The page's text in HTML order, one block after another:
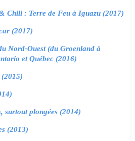
Chili : Terre de Feu à Iguazu (2017)
(2017)
Nord-Ouest (du Groenland à
et Québec (2016)
(2015)
surtout plongées (2014)
(2013)